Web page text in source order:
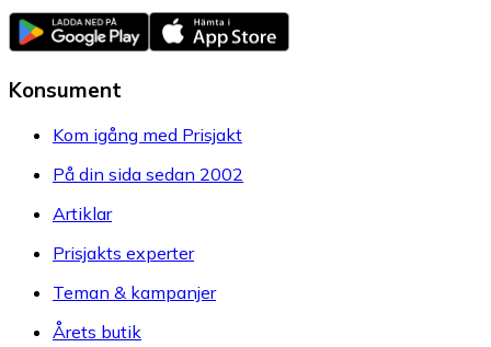
Konsument
Kom igång med Prisjakt
På din sida sedan 2002
Artiklar
Prisjakts experter
Teman & kampanjer
Årets butik